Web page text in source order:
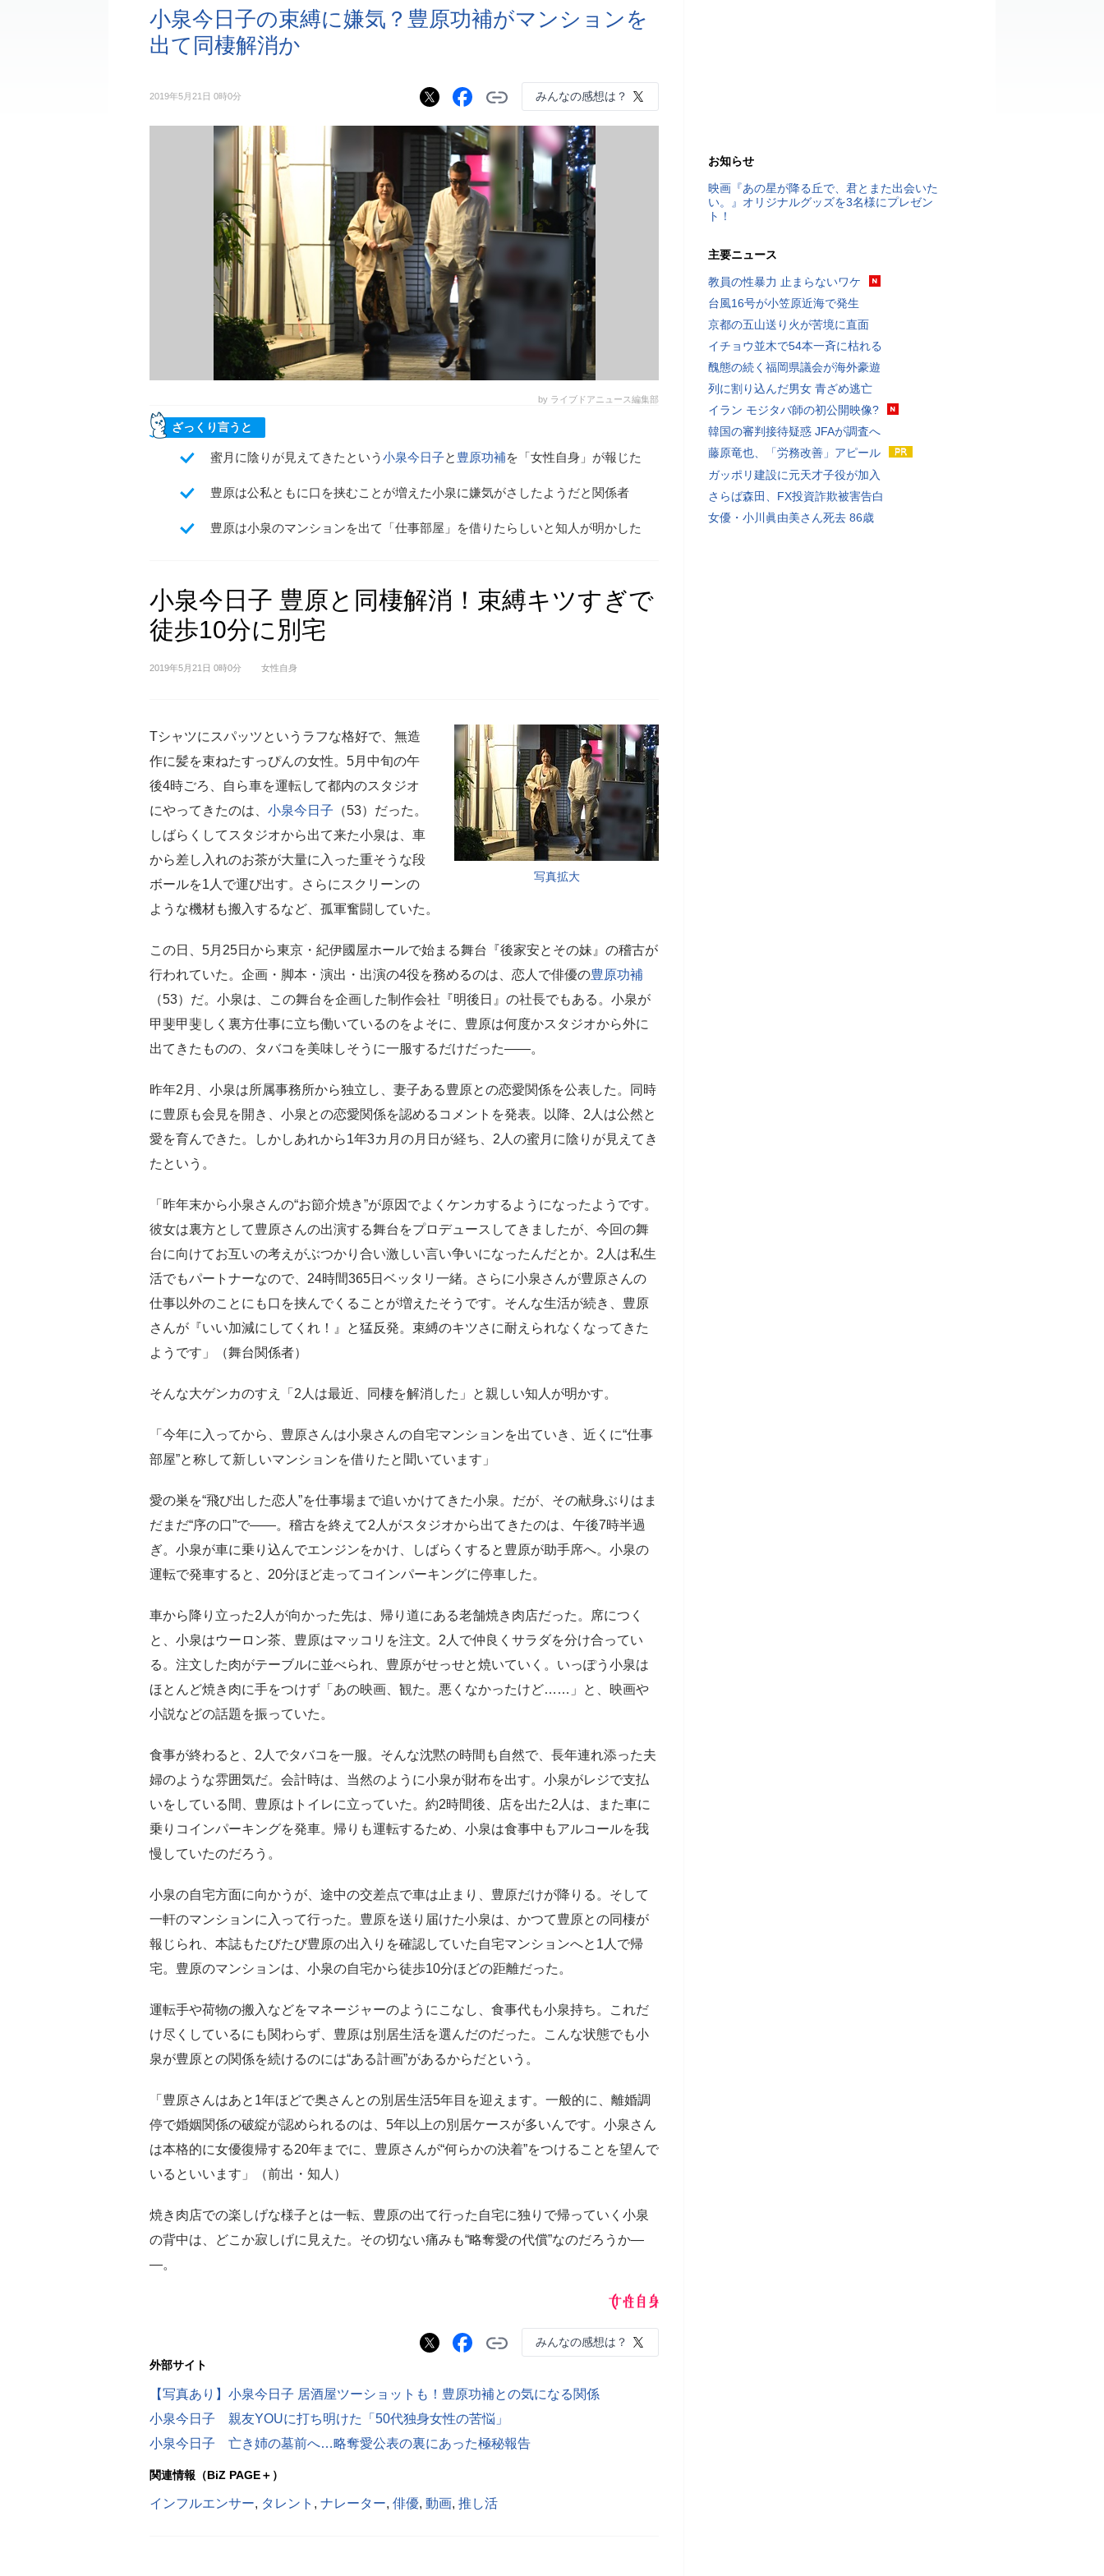
小泉今日子の束縛に嫌気？豊原功補がマンションを
出て同棲解消か
2019年5月21日 0時0分 みんなの感想は？
by ライブドアニュース編集部
ざっくり言うと
蜜月に陰りが見えてきたという 小泉今日子と 豊原功補を「女性自身」が報じた
豊原は公私ともに口を挟むことが増えた小泉に嫌気がさしたようだと関係者
豊原は小泉のマンションを出て「仕事部屋」を借りたらしいと知人が明かした
小泉今日子 豊原と同棲解消！束縛キツすぎで
徒歩10分に別宅
2019年5月21日 0時0分 女性自身
写真拡大
Tシャツにスパッツというラフな格好で、無造
作に髪を束ねたすっぴんの女性。5月中旬の午
後4時ごろ、自ら車を運転して都内のスタジオ
にやってきたのは、 小泉今日子 （53）だった。
しばらくしてスタジオから出て来た小泉は、車
から差し入れのお茶が大量に入った重そうな段
ボールを1人で運び出す。さらにスクリーンの
ような機材も搬入するなど、孤軍奮闘していた。
この日、5月25日から東京・紀伊國屋ホールで始まる舞台『後家安とその妹』の稽古が
行われていた。企画・脚本・演出・出演の4役を務めるのは、恋人で俳優の豊原功補
（53）だ。小泉は、この舞台を企画した制作会社『明後日』の社長でもある。小泉が
甲斐甲斐しく裏方仕事に立ち働いているのをよそに、豊原は何度かスタジオから外に
出てきたものの、タバコを美味しそうに一服するだけだった――。
昨年2月、小泉は所属事務所から独立し、妻子ある豊原との恋愛関係を公表した。同時
に豊原も会見を開き、小泉との恋愛関係を認めるコメントを発表。以降、2人は公然と
愛を育んできた。しかしあれから1年3カ月の月日が経ち、2人の蜜月に陰りが見えてき
たという。
「昨年末から小泉さんの“お節介焼き”が原因でよくケンカするようになったようです。
彼女は裏方として豊原さんの出演する舞台をプロデュースしてきましたが、今回の舞
台に向けてお互いの考えがぶつかり合い激しい言い争いになったんだとか。2人は私生
活でもパートナーなので、24時間365日ベッタリ一緒。さらに小泉さんが豊原さんの
仕事以外のことにも口を挟んでくることが増えたそうです。そんな生活が続き、豊原
さんが『いい加減にしてくれ！』と猛反発。束縛のキツさに耐えられなくなってきた
ようです」（舞台関係者）
そんな大ゲンカのすえ「2人は最近、同棲を解消した」と親しい知人が明かす。
「今年に入ってから、豊原さんは小泉さんの自宅マンションを出ていき、近くに“仕事
部屋”と称して新しいマンションを借りたと聞いています」
愛の巣を“飛び出した恋人”を仕事場まで追いかけてきた小泉。だが、その献身ぶりはま
だまだ“序の口”で――。稽古を終えて2人がスタジオから出てきたのは、午後7時半過
ぎ。小泉が車に乗り込んでエンジンをかけ、しばらくすると豊原が助手席へ。小泉の
運転で発車すると、20分ほど走ってコインパーキングに停車した。
車から降り立った2人が向かった先は、帰り道にある老舗焼き肉店だった。席につく
と、小泉はウーロン茶、豊原はマッコリを注文。2人で仲良くサラダを分け合ってい
る。注文した肉がテーブルに並べられ、豊原がせっせと焼いていく。いっぽう小泉は
ほとんど焼き肉に手をつけず「あの映画、観た。悪くなかったけど……」と、映画や
小説などの話題を振っていた。
食事が終わると、2人でタバコを一服。そんな沈黙の時間も自然で、長年連れ添った夫
婦のような雰囲気だ。会計時は、当然のように小泉が財布を出す。小泉がレジで支払
いをしている間、豊原はトイレに立っていた。約2時間後、店を出た2人は、また車に
乗りコインパーキングを発車。帰りも運転するため、小泉は食事中もアルコールを我
慢していたのだろう。
小泉の自宅方面に向かうが、途中の交差点で車は止まり、豊原だけが降りる。そして
一軒のマンションに入って行った。豊原を送り届けた小泉は、かつて豊原との同棲が
報じられ、本誌もたびたび豊原の出入りを確認していた自宅マンションへと1人で帰
宅。豊原のマンションは、小泉の自宅から徒歩10分ほどの距離だった。
運転手や荷物の搬入などをマネージャーのようにこなし、食事代も小泉持ち。これだ
け尽くしているにも関わらず、豊原は別居生活を選んだのだった。こんな状態でも小
泉が豊原との関係を続けるのには“ある計画”があるからだという。
「豊原さんはあと1年ほどで奥さんとの別居生活5年目を迎えます。一般的に、離婚調
停で婚姻関係の破綻が認められるのは、5年以上の別居ケースが多いんです。小泉さん
は本格的に女優復帰する20年までに、豊原さんが“何らかの決着”をつけることを望んで
いるといいます」（前出・知人）
焼き肉店での楽しげな様子とは一転、豊原の出て行った自宅に独りで帰っていく小泉
の背中は、どこか寂しげに見えた。その切ない痛みも“略奪愛の代償”なのだろうか―
―。
みんなの感想は？
外部サイト
【写真あり】小泉今日子 居酒屋ツーショットも！豊原功補との気になる関係
小泉今日子 親友YOUに打ち明けた「50代独身女性の苦悩」
小泉今日子 亡き姉の墓前へ…略奪愛公表の裏にあった極秘報告
関連情報（BiZ PAGE＋）
インフルエンサー, タレント , ナレーター, 俳優, 動画, 推し活
お知らせ
映画『あの星が降る丘で、君とまた出会いた
い。』オリジナルグッズを3名様にプレゼン
ト！
主要ニュース
教員の性暴力 止まらないワケ
台風16号が小笠原近海で発生
京都の五山送り火が苦境に直面
イチョウ並木で54本一斉に枯れる
醜態の続く福岡県議会が海外豪遊
列に割り込んだ男女 青ざめ逃亡
イラン モジタバ師の初公開映像?
韓国の審判接待疑惑 JFAが調査へ
藤原竜也、「労務改善」アピール
ガッポリ建設に元天才子役が加入
さらば森田、FX投資詐欺被害告白
女優・小川眞由美さん死去 86歳